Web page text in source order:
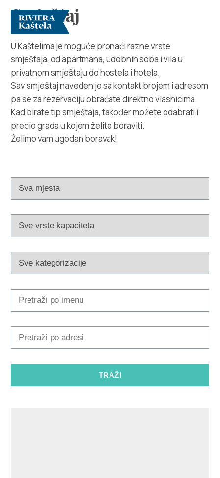
Istraži
Destinacija
Multimedija
Turistički ured
Safe in Dalmatia
hr
+385 21 227 933
info@kastela-info.hr
Smještaj
U Kaštelima je moguće pronaći razne vrste
smještaja, od apartmana, udobnih soba i vila u
privatnom smještaju do hostela i hotela.
Sav smještaj naveden je sa kontakt brojem i adresom
pa se za rezervaciju obraćate direktno vlasnicima.
Kad birate tip smještaja, također možete odabrati i
predio grada u kojem želite boraviti.
Želimo vam ugodan boravak!